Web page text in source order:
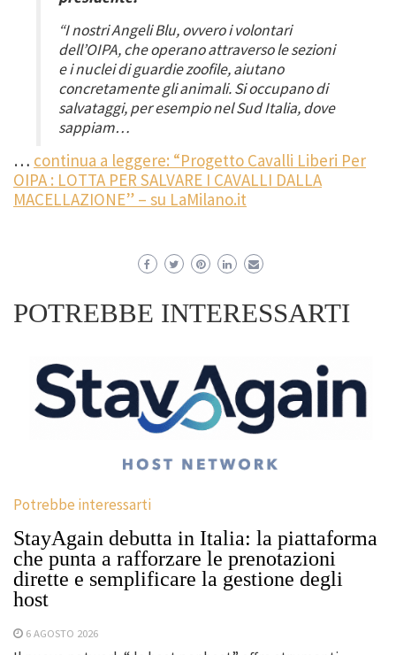
“I nostri Angeli Blu, ovvero i volontari
dell’OIPA, che operano attraverso le sezioni
e i nuclei di guardie zoofile, aiutano
concretamente gli animali. Si occupano di
salvataggi, per esempio nel Sud Italia, dove
sappiam…
… continua a leggere: “Progetto Cavalli Liberi Per
OIPA : LOTTA PER SALVARE I CAVALLI DALLA
MACELLAZIONE” – su LaMilano.it
POTREBBE INTERESSARTI
Potrebbe interessarti
StayAgain debutta in Italia: la piattaforma
che punta a rafforzare le prenotazioni
dirette e semplificare la gestione degli
host
6 AGOSTO 2026